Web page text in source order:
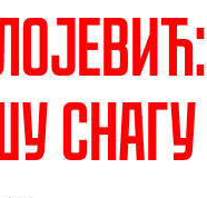
снагу